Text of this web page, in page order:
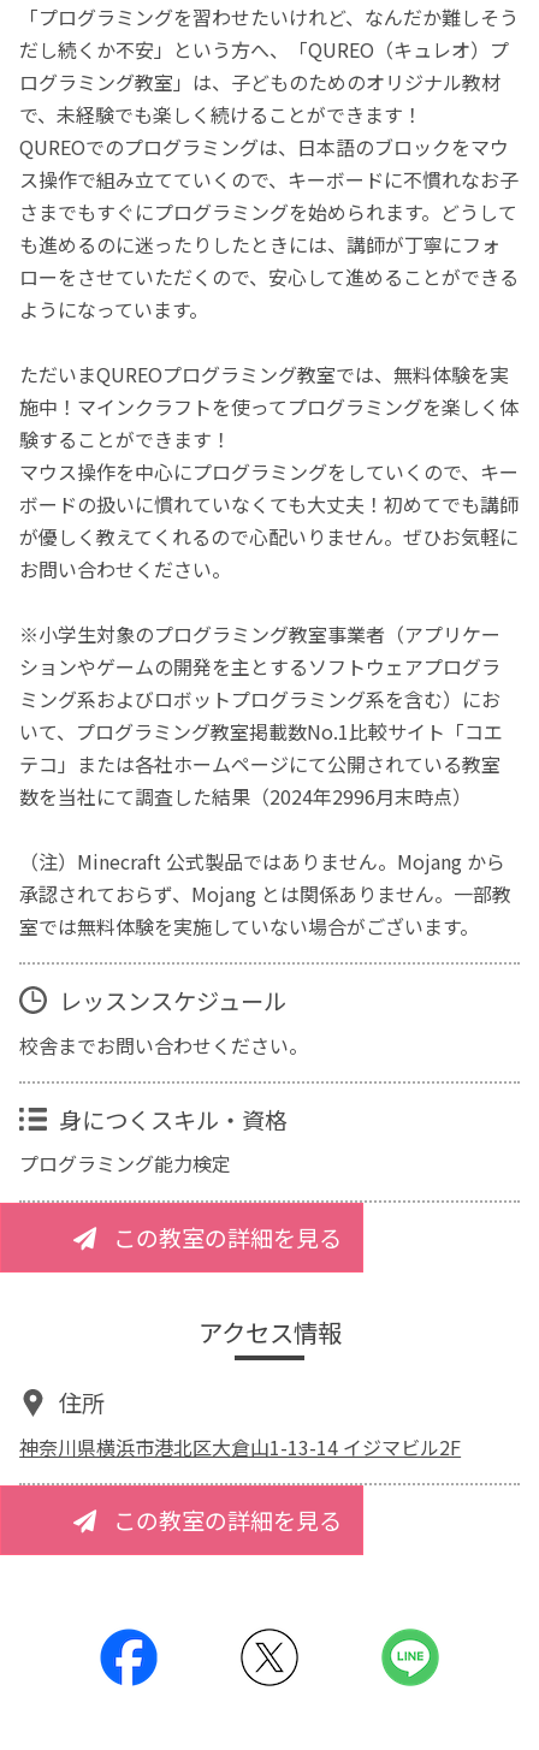
「プログラミングを習わせたいけれど、なんだか難しそう
だし続くか不安」という方へ、「QUREO（キュレオ）プ
ログラミング教室」は、子どものためのオリジナル教材
で、未経験でも楽しく続けることができます！
QUREOでのプログラミングは、日本語のブロックをマウ
ス操作で組み立てていくので、キーボードに不慣れなお子
さまでもすぐにプログラミングを始められます。どうして
も進めるのに迷ったりしたときには、講師が丁寧にフォ
ローをさせていただくので、安心して進めることができる
ようになっています。
ただいまQUREOプログラミング教室では、無料体験を実
施中！マインクラフトを使ってプログラミングを楽しく体
験することができます！
マウス操作を中心にプログラミングをしていくので、キー
ボードの扱いに慣れていなくても大丈夫！初めてでも講師
が優しく教えてくれるので心配いりません。ぜひお気軽に
お問い合わせください。
※小学生対象のプログラミング教室事業者（アプリケー
ションやゲームの開発を主とするソフトウェアプログラ
ミング系およびロボットプログラミング系を含む）にお
いて、プログラミング教室掲載数No.1比較サイト「コエ
テコ」または各社ホームページにて公開されている教室
数を当社にて調査した結果（2024年2996月末時点）
（注）Minecraft 公式製品ではありません。Mojang から
承認されておらず、Mojang とは関係ありません。一部教
室では無料体験を実施していない場合がございます。
レッスンスケジュール
校舎までお問い合わせください。
身につくスキル・資格
プログラミング能力検定
この教室の詳細を見る
アクセス情報
住所
神奈川県横浜市港北区大倉山1-13-14 イジマビル2F
この教室の詳細を見る